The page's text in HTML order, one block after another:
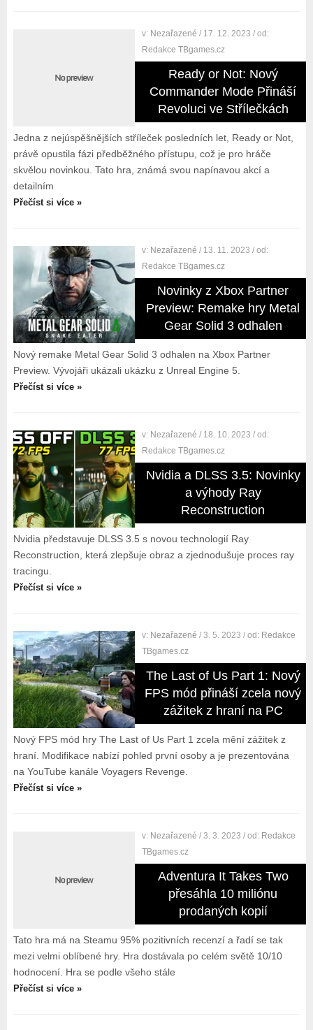
v: Nezařazené / 17. 12. 2023 / od:
Redakce TBgames.cz
Ready or Not: Nový
Commander Mode Přináší
Revoluci ve Střílečkách
Jedna z nejúspěšnějších stříleček posledních let, Ready or Not,
právě opustila fázi předběžného přístupu, což je pro hráče
skvělou novinkou. Tato hra, známá svou napínavou akcí a
detailním
Přečíst si více »
v: Nezařazené / 13. 11. 2023 / od:
Redakce TBgames.cz
Novinky z Xbox Partner
Preview: Remake hry Metal
Gear Solid 3 odhalen
Nový remake Metal Gear Solid 3 odhalen na Xbox Partner
Preview. Vývojáři ukázali ukázku z Unreal Engine 5.
Přečíst si více »
v: Nezařazené / 18. 10. 2023 / od:
Redakce TBgames.cz
Nvidia a DLSS 3.5: Novinky
a výhody Ray
Reconstruction
Nvidia představuje DLSS 3.5 s novou technologií Ray
Reconstruction, která zlepšuje obraz a zjednodušuje proces ray
tracingu.
Přečíst si více »
v: Nezařazené / 3. 5. 2023 / od: Redakce
TBgames.cz
The Last of Us Part 1: Nový
FPS mód přináší zcela nový
zážitek z hraní na PC
Nový FPS mód hry The Last of Us Part 1 zcela mění zážitek z
hraní. Modifikace nabízí pohled první osoby a je prezentována
na YouTube kanále Voyagers Revenge.
Přečíst si více »
v: Nezařazené / 3. 3. 2023 / od: Redakce
TBgames.cz
Adventura It Takes Two
přesáhla 10 miliónu
prodaných kopií
Tato hra má na Steamu 95% pozitivních recenzí a řadí se tak
mezi velmi oblíbené hry. Hra dostávala po celém světě 10/10
hodnocení. Hra se podle všeho stále
Přečíst si více »